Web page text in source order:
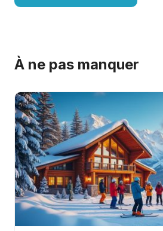
l
e
r
n
a
t
i
v
À ne pas manquer